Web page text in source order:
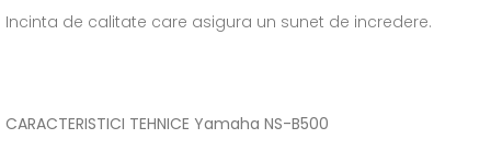
Incinta de calitate care asigura un sunet de incredere.
CARACTERISTICI TEHNICE Yamaha NS-B500